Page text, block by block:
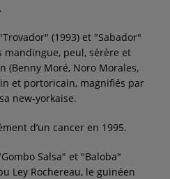
(1993) et "Sabador"
mandingue, peul, sérère et
(Benny Moré, Noro Morales,
et portoricain, magnifiés par
new-yorkaise.
d’un cancer en 1995.
Salsa" et "Baloba"
Ley Rochereau, le guinéen